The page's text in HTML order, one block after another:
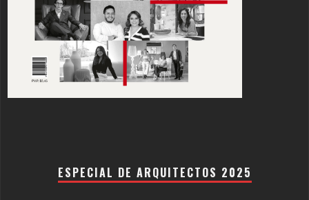
ESPECIAL DE ARQUITECTOS 2025